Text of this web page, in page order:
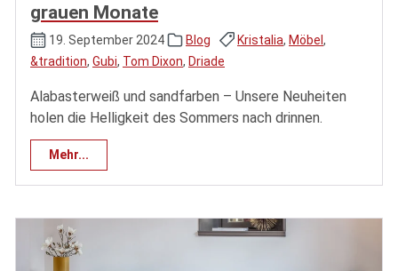
grauen Monate
19. September 2024 Blog Kristalia, Möbel ,
&tradition, Gubi, Tom Dixon, Driade
Alabasterweiß und sandfarben – Unsere Neuheiten
holen die Helligkeit des Sommers nach drinnen.
Mehr...